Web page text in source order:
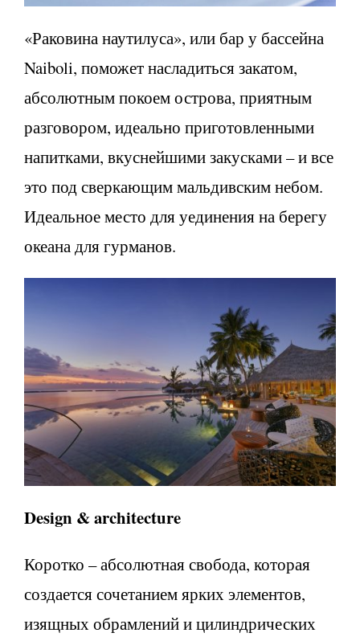
«Раковина наутилуса», или бар у бассейна
Naiboli, поможет насладиться закатом,
абсолютным покоем острова, приятным
разговором, идеально приготовленными
напитками, вкуснейшими закусками – и все
это под сверкающим мальдивским небом.
Идеальное место для уединения на берегу
океана для гурманов.
Design &architecture
Коротко – абсолютная свобода, которая
создается сочетанием ярких элементов,
изящных обрамлений и цилиндрических